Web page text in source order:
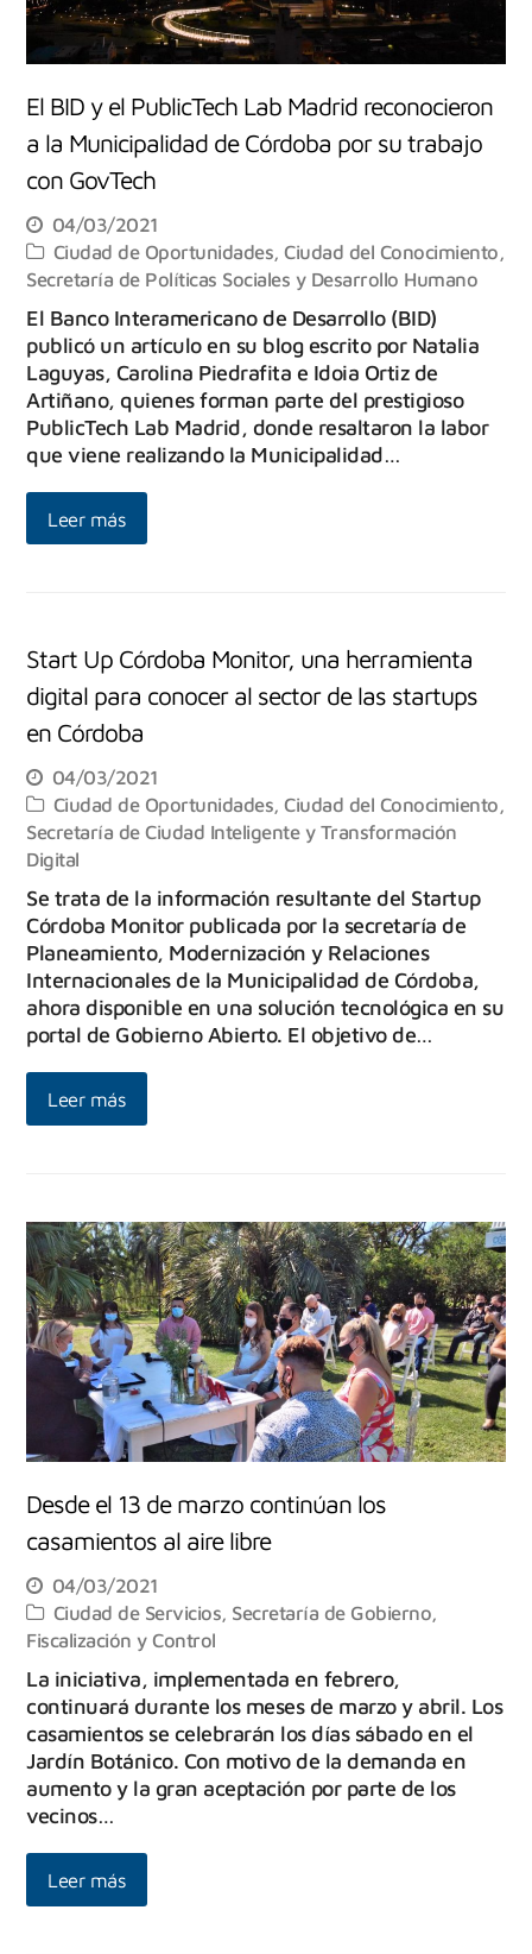
El BID y el PublicTech Lab Madrid reconocieron
a la Municipalidad de Córdoba por su trabajo
con GovTech
04/03/2021
Ciudad de Oportunidades ,Ciudad del Conocimiento
Secretaría de Políticas Sociales y Desarrollo Humano
El Banco Interamericano de Desarrollo (BID)
publicó un artículo en su blog escrito por Natalia
Laguyas, Carolina Piedrafita e Idoia Ortiz de
Artiñano, quienes forman parte del prestigioso
PublicTech Lab Madrid, donde resaltaron la labor
que viene realizando la Municipalidad…
Leer más
Start Up Córdoba Monitor, una herramienta
digital para conocer al sector de las startups
en Córdoba
04/03/2021
Ciudad de Oportunidades,Ciudad del Conocimiento,
Secretaría de Ciudad Inteligente y Transformación
Digital
Se trata de la información resultante del Startup
Córdoba Monitor publicada por la secretaría de
Planeamiento, Modernización y Relaciones
Internacionales de la Municipalidad de Córdoba,
ahora disponible en una solución tecnológica en su
portal de Gobierno Abierto. El objetivo de…
Leer más
Desde el 13 de marzo continúan los
casamientos al aire libre
04/03/2021
Ciudad de Servicios, Secretaría de Gobierno,
Fiscalización y Control
La iniciativa, implementada en febrero,
continuará durante los meses de marzo y abril. Los
casamientos se celebrarán los días sábado en el
Jardín Botánico. Con motivo de la demanda en
aumento y la gran aceptación por parte de los
vecinos…
Leer más